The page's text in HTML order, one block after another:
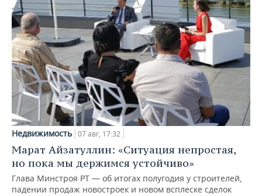
Недвижимость 07 авг, 17:32
Марат Айзатуллин: «Ситуация непростая,
но пока мы держимся устойчиво»
Глава Минстроя РТ — об итогах полугодия у строителей,
падении продаж новостроек и новом всплеске сделок